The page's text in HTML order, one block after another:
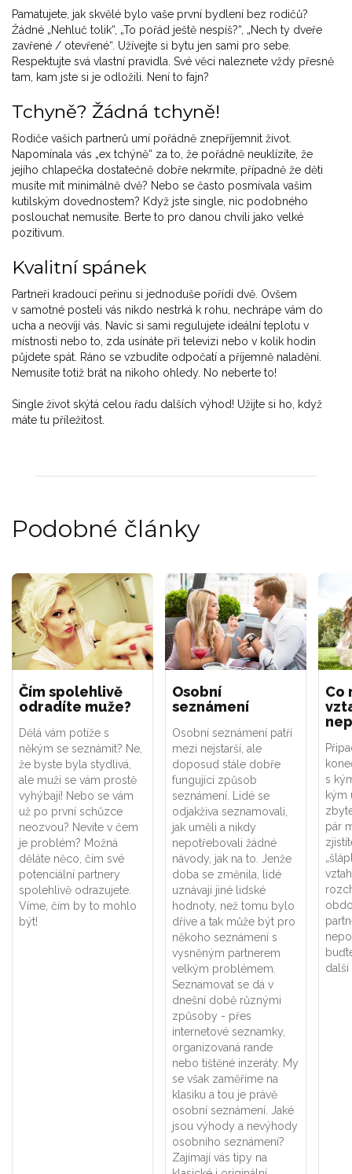
Pamatujete, jak skvělé bylo vaše první bydlení bez rodičů?
Žádné „Nehluč tolik“, „To pořád ještě nespíš?“, „Nech ty dveře
zavřené / otevřené“. Užívejte si bytu jen sami pro sebe.
Respektujte svá vlastní pravidla. Své věci naleznete vždy přesně
tam, kam jste si je odložili. Není to fajn?
Tchyně? Žádná tchyně!
Rodiče vašich partnerů umí pořádně znepříjemnit život.
Napomínala vás „ex tchýně“ za to, že pořádně neuklízíte, že
jejího chlapečka dostatečně dobře nekrmíte, případně že děti
musíte mít minimálně dvě? Nebo se často posmívala vašim
kutilským dovednostem? Když jste single, nic podobného
poslouchat nemusíte. Berte to pro danou chvíli jako velké
pozitivum.
Kvalitní spánek
Partneři kradoucí peřinu si jednoduše pořídí dvě. Ovšem
v samotné posteli vás nikdo nestrká k rohu, nechrápe vám do
ucha a neovíjí vás. Navíc si sami regulujete ideální teplotu v
místnosti nebo to, zda usínáte při televizi nebo v kolik hodin
půjdete spát. Ráno se vzbudíte odpočatí a příjemně naladění.
Nemusíte totiž brát na nikoho ohledy. No neberte to!
Single život skýtá celou řadu dalších výhod! Užijte si ho, když
máte tu příležitost.
Podobné články
Čím spolehlivě
odradíte muže?
Dělá vám potíže s
někým se seznámit? Ne,
že byste byla stydlivá,
ale muži se vám prostě
vyhýbají! Nebo se vám
už po první schůzce
neozvou? Nevíte v čem
je problém? Možná
děláte něco, čím své
potenciální partnery
spolehlivě odrazujete.
Víme, čím by to mohlo
být!
Osobní
seznámení
Osobní seznámení patří
mezi nejstarší, ale
doposud stále dobře
fungující způsob
seznámení. Lidé se
odjakživa seznamovali,
jak uměli a nikdy
nepotřebovali žádné
návody, jak na to. Jenže
doba se změnila, lidé
uznávají jiné lidské
hodnoty, než tomu bylo
dříve a tak může být pro
někoho seznámení s
vysněným partnerem
velkým problémem.
Seznamovat se dá v
dnešní době různými
způsoby - přes
internetové seznamky,
organizovaná rande
nebo tištěné inzeráty. My
se však zaměříme na
klasiku a tou je právě
osobní seznámení. Jaké
jsou výhody a nevýhody
osobního seznámení?
Zajímají vás tipy na
Co
s
kým
pár
další